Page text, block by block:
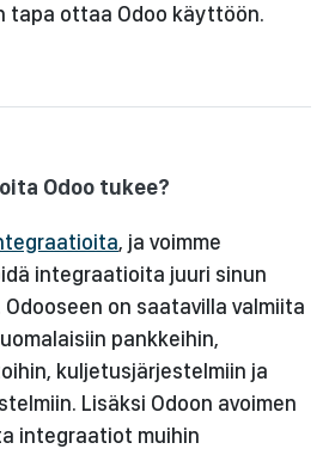
tapa ottaa Odoo käyttöön.
Odoo tukee?
, ja voimme
integraatioita juuri sinun
on saatavilla valmiita
pankkeihin,
kuljetusjärjestelmiin ja
Lisäksi Odoon avoimen
integraatiot muihin